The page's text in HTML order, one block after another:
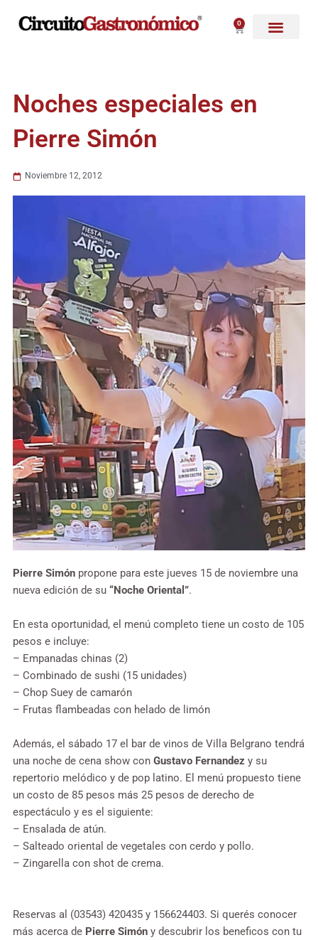
0
Carrito
Noches especiales en
Pierre Simón
Noviembre 12, 2012
Pierre Simón propone para este jueves 15 de noviembre una
nueva edición de su “Noche Oriental”.
En esta oportunidad, el menú completo tiene un costo de 105
pesos e incluye:
– Empanadas chinas (2)
– Combinado de sushi (15 unidades)
– Chop Suey de camarón
– Frutas flambeadas con helado de limón
Además, el sábado 17 el bar de vinos de Villa Belgrano tendrá
una noche de cena show con Gustavo Fernandez y su
repertorio melódico y de pop latino. El menú propuesto tiene
un costo de 85 pesos más 25 pesos de derecho de
espectáculo y es el siguiente:
– Ensalada de atún.
– Salteado oriental de vegetales con cerdo y pollo.
– Zingarella con shot de crema.
Reservas al (03543) 420435 y 156624403. Si querés conocer
más acerca de Pierre Simón y descubrir los beneficos con tu